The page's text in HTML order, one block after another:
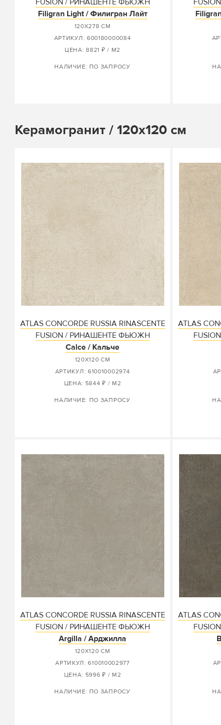
FUSION / РИНАШЕНТЕ ФЬЮЖН
Filigran Light / Филигран Лайт
120X278 СМ
АРТИКУЛ: 600180000084
ЦЕНА: 8821 ₽ / М2
НАЛИЧИЕ: ПО ЗАПРОСУ
Керамогранит / 120х120 см
ATLAS CONCORDE RUSSIA RINASCENTE
FUSION / РИНАШЕНТЕ ФЬЮЖН
Calce / Кальче
120X120 СМ
АРТИКУЛ: 610010002974
ЦЕНА: 5844 ₽ / М2
НАЛИЧИЕ: ПО ЗАПРОСУ
ATLAS
ATLAS CONCORDE RUSSIA RINASCENTE
FUSION / РИНАШЕНТЕ ФЬЮЖН
Argilla / Арджилла
120X120 СМ
АРТИКУЛ: 610010002977
ЦЕНА: 5996 ₽ / М2
НАЛИЧИЕ: ПО ЗАПРОСУ
ATLAS